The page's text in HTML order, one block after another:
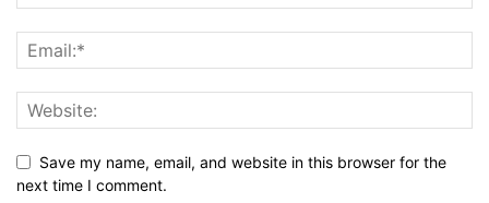
Save my name, email, and website in this browser for the
next time I comment.